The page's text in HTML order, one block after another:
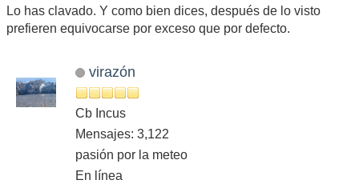
Lo has clavado. Y como bien dices, después de lo visto
prefieren equivocarse por exceso que por defecto.
virazón
Cb Incus
Mensajes: 3,122
pasión por la meteo
En línea